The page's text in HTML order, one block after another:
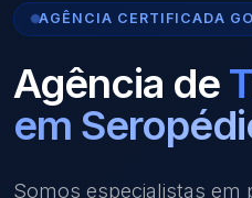
AGÊNCIA CERTIFICADA
Agência de
em
Somos especialistas